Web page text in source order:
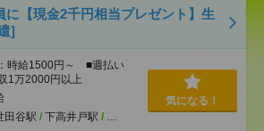
に【現金2千円相当プレゼント】生
]
時給1500円～ ■週払い
万2000円以上
田谷駅 / 下高井戸駅 / …
気になる！